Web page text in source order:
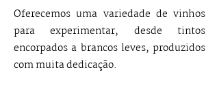
Oferecemos uma variedade de vinhos
para experimentar, desde tintos
encorpados a brancos leves, produzidos
com muita dedicação.